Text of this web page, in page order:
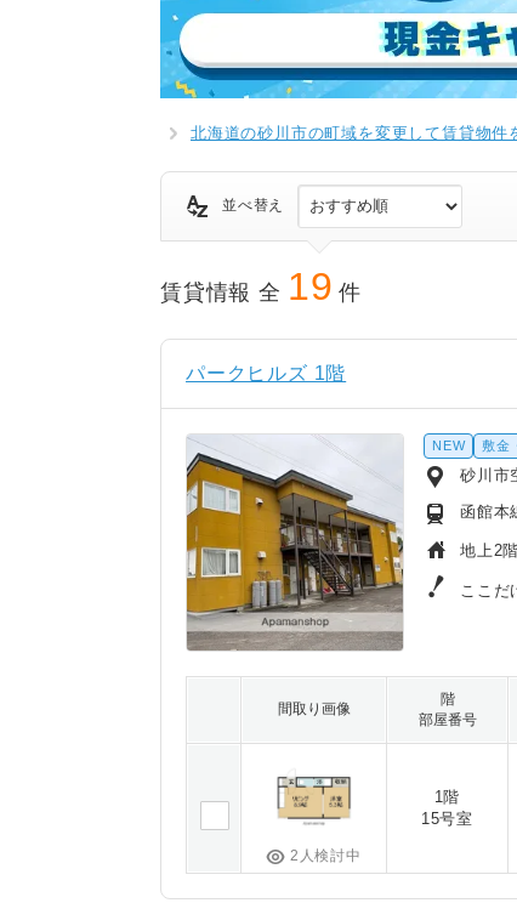
北海道の砂川市の町域を変更して賃貸物件
並べ替え
賃貸情報 全 19 件
パークヒルズ 1階
NEW 敷金
砂川市
函館本
地上2
ここだ
間取り画像
階
部屋番号
2人検討中
1階
15号室